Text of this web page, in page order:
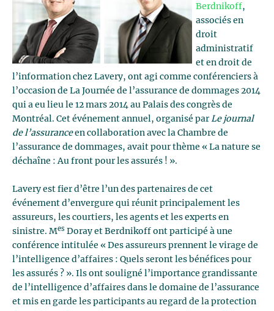
Berdnikoff,
associés en
droit
administratif
et en droit de
l’information chez Lavery, ont agi comme conférenciers à
l’occasion de La Journée de l’assurance de dommages 2014
qui a eu lieu le 12 mars 2014 au Palais des congrès de
Montréal. Cet événement annuel, organisé parLe journal
de l’assuranceen collaboration avec la Chambre de
l’assurance de dommages, avait pour thème « La nature se
déchaîne : Au front pour les assurés ! ».
Lavery est fier d’être l’un des partenaires de cet
événement d’envergure qui réunit principalement les
assureurs, les courtiers, les agents et les experts en
sinistre. Mes Doray et Berdnikoff ont participé à une
conférence intitulée « Des assureurs prennent le virage de
l’intelligence d’affaires : Quels seront les bénéfices pour
les assurés ? ». Ils ont souligné l’importance grandissante
de l’intelligence d’affaires dans le domaine de l’assurance
et mis en garde les participants au regard de la protection